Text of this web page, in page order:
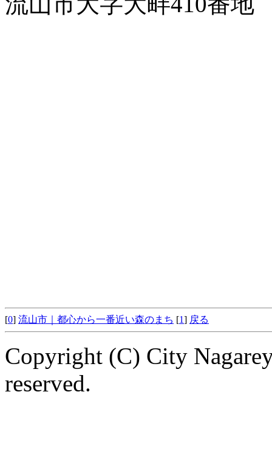
[0] 流山市｜都心から一番近い森のまち [1] 戻る
Copyright (C) City
reserved.